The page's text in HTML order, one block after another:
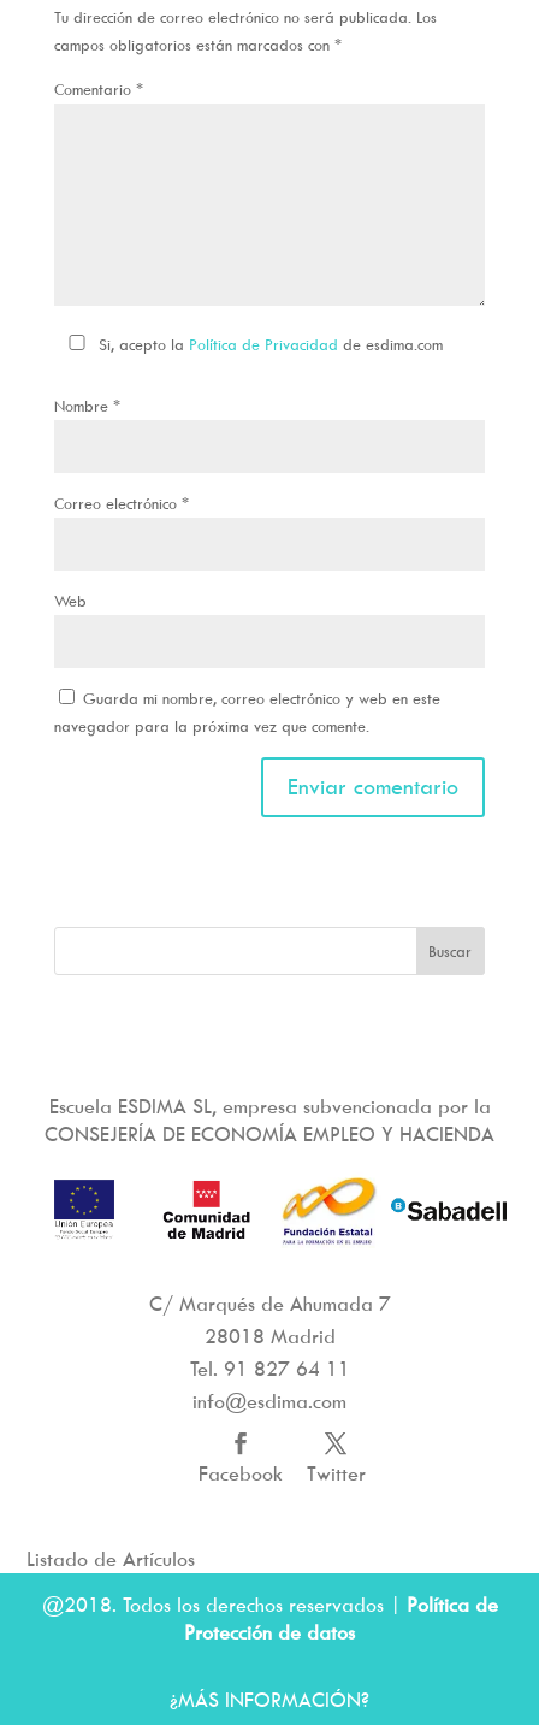
Tu dirección de correo electrónico no será publicada. Los
campos obligatorios están marcados con *
Comentario *
Si, acepto la Política de Privacidad de esdima.com
Nombre *
Correo electrónico *
Web
Guarda mi nombre, correo electrónico y web en este
navegador para la próxima vez que comente.
¿MÁS INFORMACIÓN?
Escuela ESDIMA SL, empresa subvencionada por la
CONSEJERÍA DE ECONOMÍA EMPLEO Y HACIENDA
C/ Marqués de Ahumada 7
28018 Madrid
Tel. 91 827 64 11
info@esdima.com
Facebook Twitter
Listado de Artículos
@2018. Todos los derechos reservados | Política de
Protección de datos